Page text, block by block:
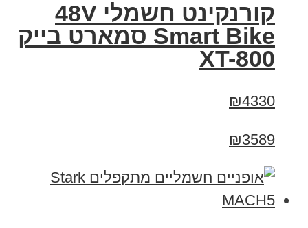
קורנקינט חשמלי 48V
Smart Bike סמארט בייק
XT-800
₪4330
₪3589